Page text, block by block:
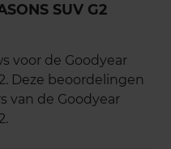
SUV G2
voor de Goodyear
Deze beoordelingen
van de Goodyear